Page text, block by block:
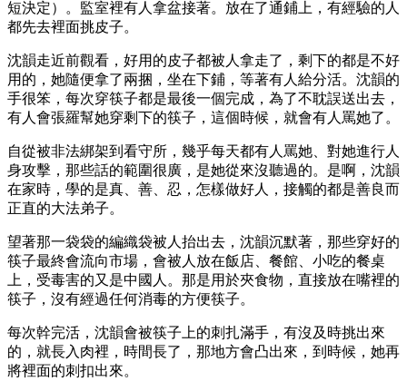
短決定）。監室裡有人拿盆接著。放在了通鋪上，有經驗的人
都先去裡面挑皮子。
沈韻走近前觀看，好用的皮子都被人拿走了，剩下的都是不好
用的，她隨便拿了兩捆，坐在下鋪，等著有人給分活。沈韻的
手很笨，每次穿筷子都是最後一個完成，為了不耽誤送出去，
有人會張羅幫她穿剩下的筷子，這個時候，就會有人罵她了。
自從被非法綁架到看守所，幾乎每天都有人罵她、對她進行人
身攻擊，那些話的範圍很廣，是她從來沒聽過的。是啊，沈韻
在家時，學的是真、善、忍，怎樣做好人，接觸的都是善良而
正直的大法弟子。
望著那一袋袋的編織袋被人抬出去，沈韻沉默著，那些穿好的
筷子最終會流向市場，會被人放在飯店、餐館、小吃的餐桌
上，受毒害的又是中國人。那是用於夾食物，直接放在嘴裡的
筷子，沒有經過任何消毒的方便筷子。
每次幹完活，沈韻會被筷子上的刺扎滿手，有沒及時挑出來
的，就長入肉裡，時間長了，那地方會凸出來，到時候，她再
將裡面的刺扣出來。